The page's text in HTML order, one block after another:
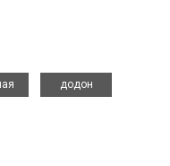
додон